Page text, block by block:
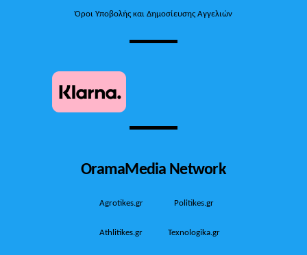
Όροι Υποβολής και Δημοσίευσης Αγγελιών
OramaMedia Network
Agrotikes.gr Politikes.gr
Athlitikes.gr Texnologika.gr